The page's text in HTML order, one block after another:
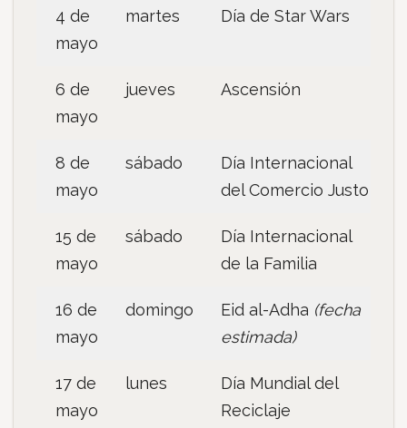
4 de
mayo
martes Día de Star Wars
6 de
mayo
jueves Ascensión
8 de
mayo
sábado
Día Internacional
del Comercio Justo
15 de
mayo
sábado
Día Internacional
de la Familia
16 de
mayo
domingo Eid al-Adha (fecha
estimada)
17 de
mayo
lunes
Día Mundial del
Reciclaje